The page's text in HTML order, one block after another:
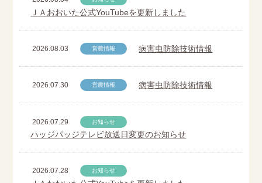
ＪＡおおいた公式YouTubeを更新しました
2026.08.03 営農情報 病害虫防除技術情報
2026.07.30 営農情報 病害虫防除技術情報
2026.07.29 お知らせ
ハッジパッジテレビ放送日変更のお知らせ
2026.07.28 お知らせ